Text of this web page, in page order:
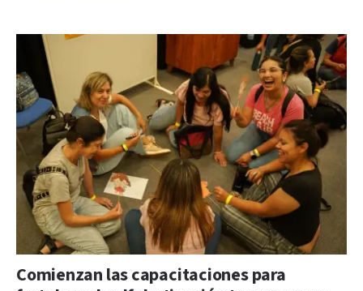
Comienzan las capacitaciones para